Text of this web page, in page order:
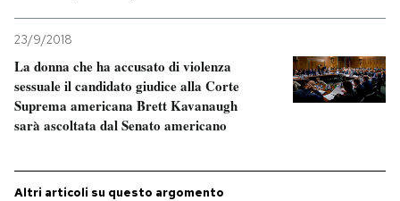
23/9/2018
La donna che ha accusato di violenza
sessuale il candidato giudice alla Corte
Suprema americana Brett Kavanaugh
sarà ascoltata dal Senato americano
Altri articoli su questo argomento